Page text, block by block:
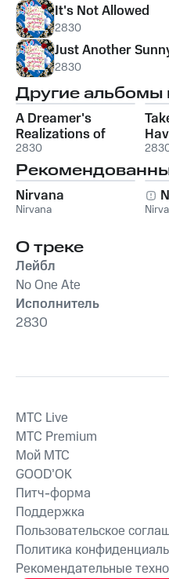
It's Not Allowed
2830
Just Another
2830
Другие альбомы
A Dreamer's
Realizations of
Nothing & Wonder
2830
Nirvana
Nirvana
О треке
Лейбл
No One Ate
Исполнитель
2830
MTС Live
MTС Premium
Мой МТС
GOOD’OK
Питч-форма
Поддержка
Пользовательское
Политика
Рекомендательные